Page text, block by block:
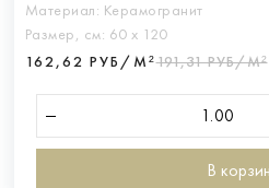
Материал: Керамогранит
Размер, см: 60 х 120
162,62 РУБ/М²191,31 РУБ/М²
В